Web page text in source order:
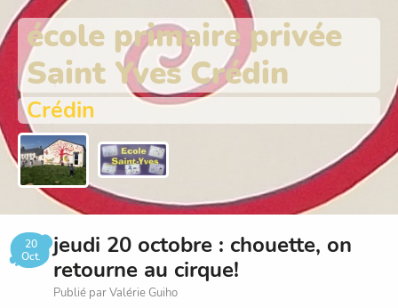
école primaire privée
Saint Yves Crédin
Crédin
20
Oct.
jeudi 20 octobre : chouette, on
retourne au cirque!
Publié par Valérie Guiho